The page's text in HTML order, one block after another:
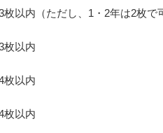
以内（ただし、1・2年は2枚で
枚以内
枚以内
枚以内